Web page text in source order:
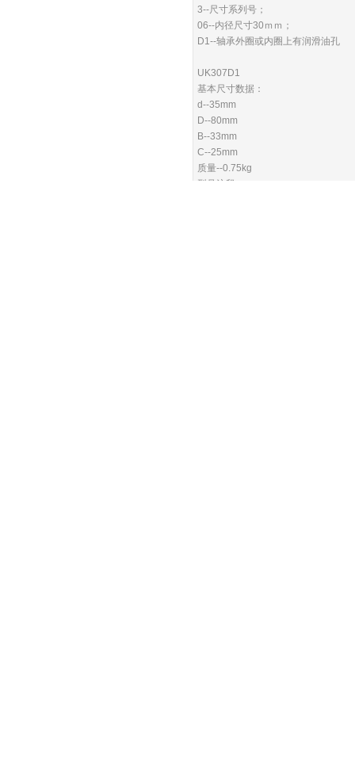
3--尺寸系列号；
06--内径尺寸30ｍｍ；
D1--轴承外圈或内圈上有润滑油孔
UK307D1
基本尺寸数据：
d--35mm
D--80mm
B--33mm
C--25mm
质量--0.75kg
型号注释：